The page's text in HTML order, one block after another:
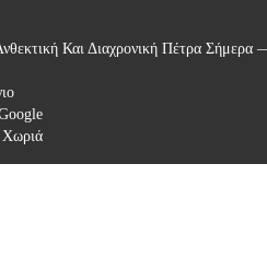
Και Διαχρονική Πέτρα Σήμερα